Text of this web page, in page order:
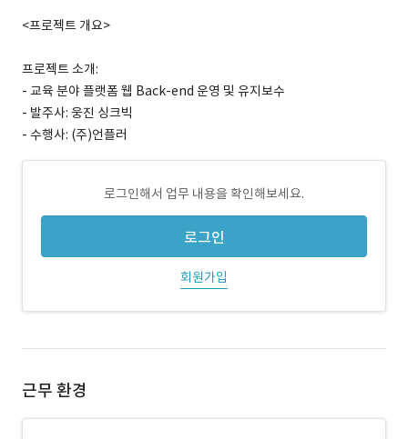
<프로젝트 개요>
프로젝트 소개:
- 교육 분야 플랫폼 웹 Back-end 운영 및 유지보수
- 발주사: 웅진 싱크빅
- 수행사: (주)언플러
로그인해서 업무 내용을 확인해보세요.
로그인
회원가입
근무 환경